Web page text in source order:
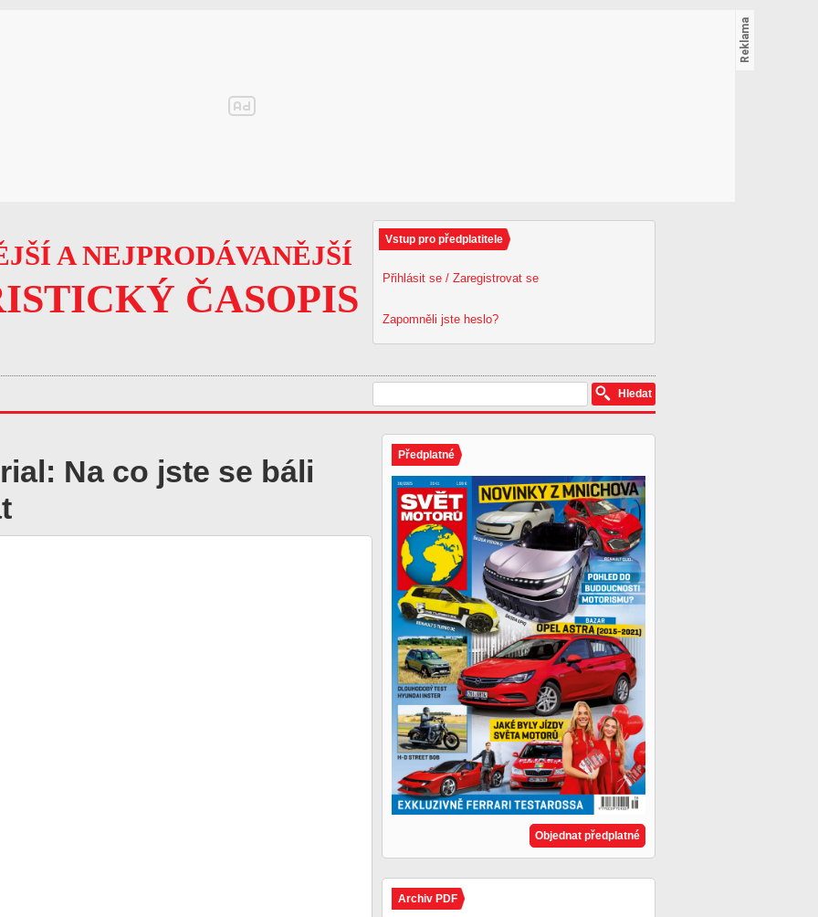
Vstup pro předplatitele
Přihlásit se / Zaregistrovat se
Zapomněli jste heslo?
A NEJPRODÁVANĚJŠÍ
ČASOPIS
Na co jste se báli
Předplatné
Objednat předplatné
Archiv PDF